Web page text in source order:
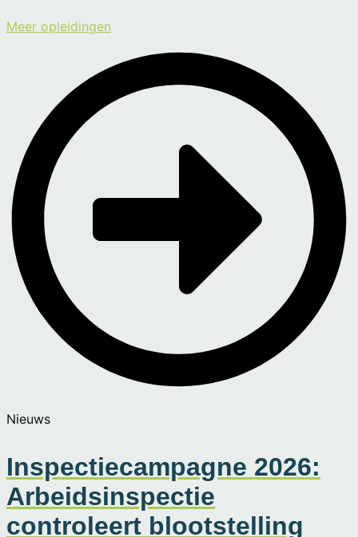
Meer opleidingen
Nieuws
Inspectiecampagne 2026:
Arbeidsinspectie
controleert blootstelling